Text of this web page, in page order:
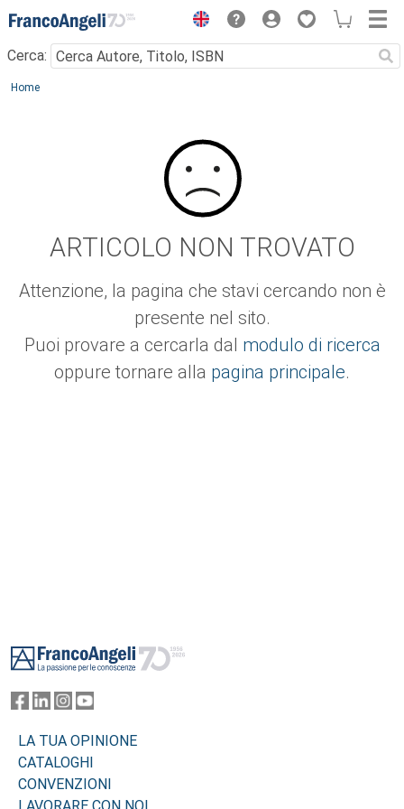
Menu
Cerca:
Main content
Home
ARTICOLO NON TROVATO
Attenzione, la pagina che stavi cercando non è
presente nel sito.
Puoi provare a cercarla dal modulo di ricerca
oppure tornare alla pagina principale.
LA TUA OPINIONE
CATALOGHI
CONVENZIONI